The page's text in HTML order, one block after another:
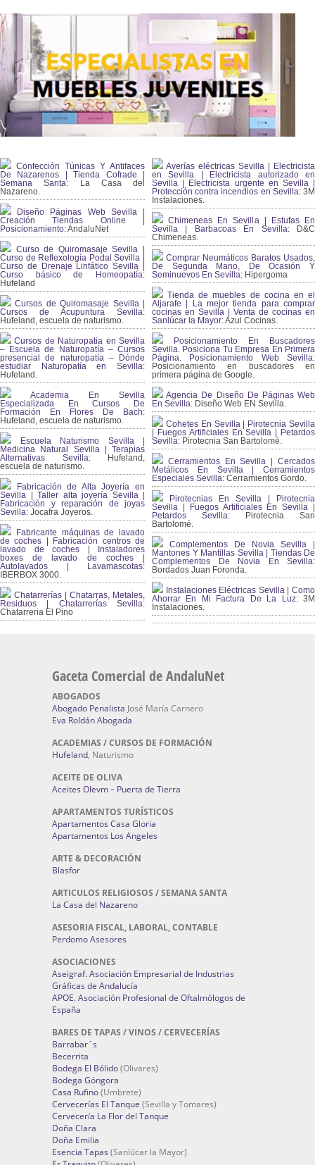
Confección Túnicas Y Antifaces
De Nazarenos | Tienda Cofrade |
Semana Santa: La Casa del
Nazareno.
Diseño Páginas Web Sevilla |
Creación Tiendas Online |
Posicionamiento:AndaluNet
Curso de Quiromasaje Sevilla |
Curso de Reflexología Podal Sevilla |
Curso de Drenaje Linfático Sevilla |
Curso básico de Homeopatía:
Hufeland
Cursos de Quiromasaje Sevilla |
Cursos de Acupuntura Sevilla:
Hufeland, escuela de naturismo.
Cursos de Naturopatia en Sevilla
– Escuela de Naturopatía – Cursos
presencial de naturopatía – Dónde
estudiar Naturopatía en Sevilla:
Hufeland.
Academia En Sevilla
Especializada En Cursos De
Formación En Flores De Bach:
Hufeland, escuela de naturismo.
Escuela Naturismo Sevilla |
Medicina Natural Sevilla | Terapias
Alternativas Sevilla: Hufeland,
escuela de naturismo.
Fabricación de Alta Joyería en
Sevilla | Taller alta joyería Sevilla |
Fabricación y reparación de joyas
Sevilla: Jocafra Joyeros.
Fabricante máquinas de lavado
de coches | Fabricación centros de
lavado de coches | Instaladores
boxes de lavado de coches |
Autolavados | Lavamascotas:
IBERBOX 3000.
Chatarrerías | Chatarras, Metales,
Residuos | Chatarrerías Sevilla:
Chatarreria El Pino
Averías eléctricas Sevilla | Electricista
en Sevilla | Electricista autorizado en
Sevilla | Electricista urgente en Sevilla |
Protección contra incendios en Sevilla:3M
Instalaciones.
Chimeneas En Sevilla | Estufas En
Sevilla | Barbacoas En Sevilla:D&C
Chimeneas.
Comprar Neumáticos Baratos Usados,
De Segunda Mano, De Ocasión Y
Seminuevos En Sevilla: Hipergoma
Tienda de muebles de cocina en el
Aljarafe | La mejor tienda para comprar
cocinas en Sevilla | Venta de cocinas en
Sanlúcar la Mayor:Azul Cocinas.
Posicionamiento En Buscadores
Sevilla. Posiciona Tu Empresa En Primera
Página. Posicionamiento Web Sevilla:
Posicionamiento en buscadores en
primera página de Google.
Agencia De Diseño De Páginas Web
En Sevilla: Diseño Web EN Sevilla.
Cohetes En Sevilla | Pirotecnia Sevilla
| Fuegos Artificiales En Sevilla | Petardos
Sevilla: Pirotecnia San Bartolomé.
Cerramientos En Sevilla | Cercados
Metálicos En Sevilla | Cerramientos
Especiales Sevilla: Cerramientos Gordo.
Pirotecnias En Sevilla | Pirotecnia
Sevilla | Fuegos Artificiales En Sevilla |
Petardos Sevilla: Pirotecnia San
Bartolomé.
Complementos De Novia Sevilla |
Mantones Y Mantillas Sevilla | Tiendas De
Complementos De Novia En Sevilla:
Bordados Juan Foronda.
Instalaciones Eléctricas Sevilla | Como
Ahorrar En Mi Factura De La Luz:3M
Instalaciones.
Gaceta Comercial de AndaluNet
ABOGADOS
Abogado Penalista José María Carnero
Eva Roldán Abogada
ACADEMIAS / CURSOS DE FORMACIÓN
Hufeland, Naturismo
ACEITE DE OLIVA
Aceites Olevm – Puerta de Tierra
APARTAMENTOS TURÍSTICOS
Apartamentos Casa Gloria
Apartamentos Los Angeles
ARTE & DECORACIÓN
Blasfor
ARTICULOS RELIGIOSOS / SEMANA SANTA
La Casa del Nazareno
ASESORIA FISCAL, LABORAL, CONTABLE
Perdomo Asesores
ASOCIACIONES
Aseigraf. Asociación Empresarial de Industrias
Gráficas de Andalucía
APOE. Asociación Profesional de Oftalmólogos de
España
BARES DE TAPAS / VINOS / CERVECERÍAS
Barrabar´s
Becerrita
Bodega El Bólido(Olivares)
Bodega Góngora
Casa Rufino(Umbrete)
Cervecerías El Tanque (Sevilla y Tomares)
Cervecería La Flor del Tanque
Doña Clara
Doña Emilia
Esencia Tapas (Sanlúcar la Mayor)